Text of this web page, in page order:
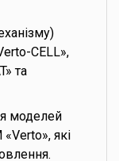
CELL»,
та
моделей
які